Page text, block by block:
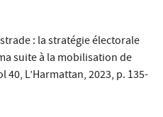
: la stratégie électorale
suite à la mobilisation de
40, L’Harmattan, 2023, p. 135-